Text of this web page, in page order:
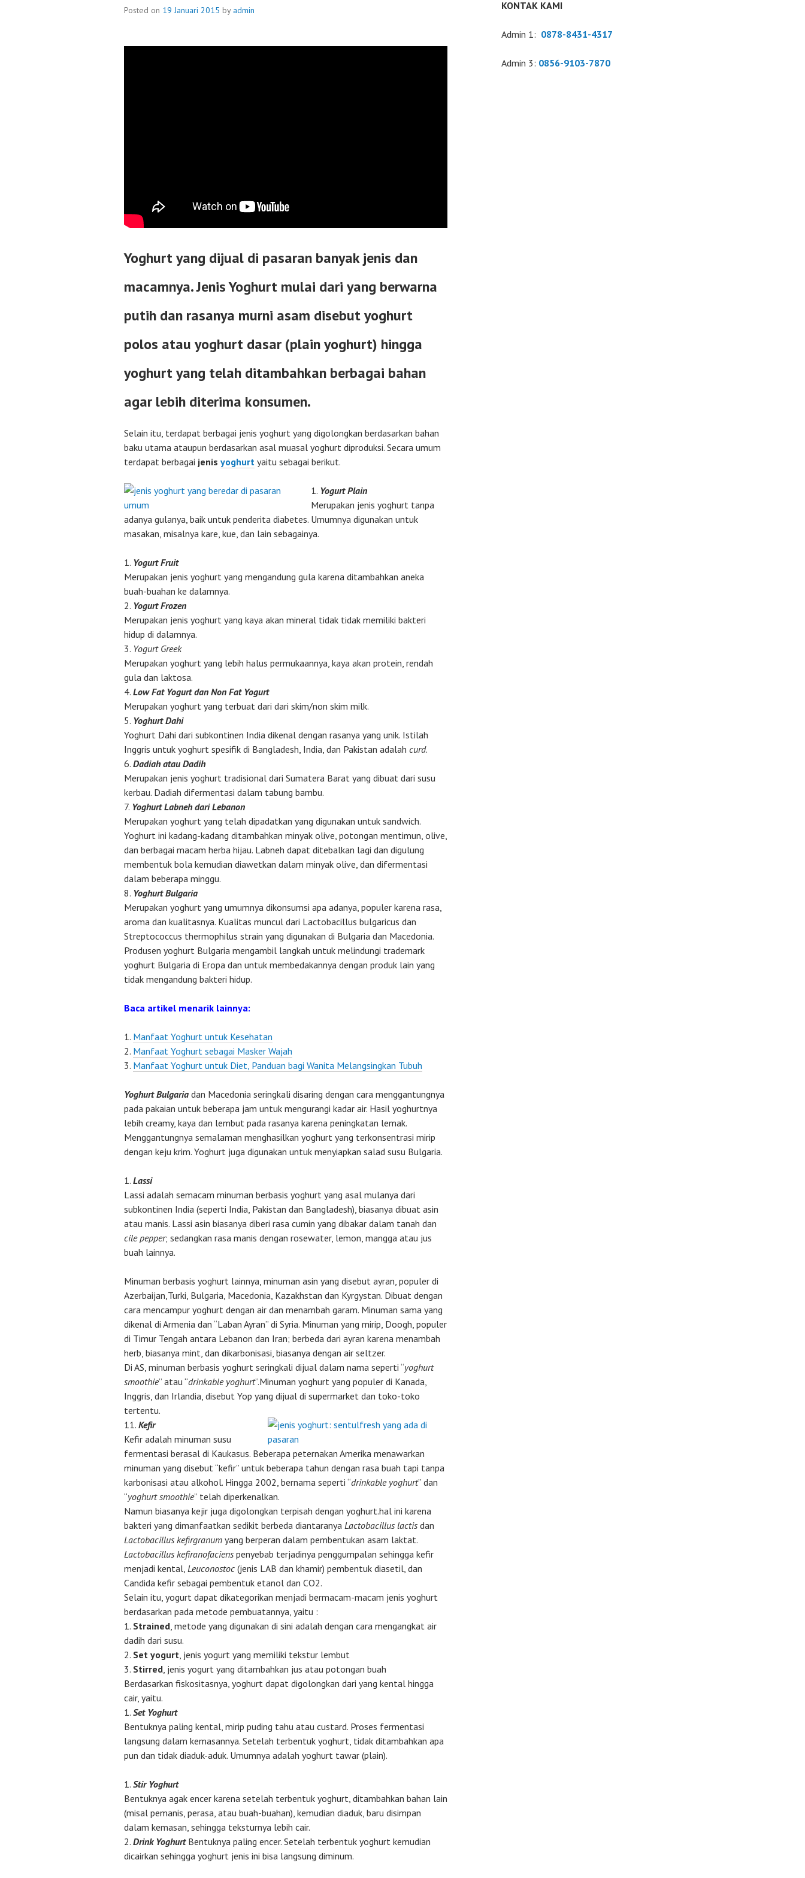
Posted on 19 Januari 2015 by admin
Yoghurtyang dijual di pasaran banyak jenis dan
macamnya. Jenis Yoghurt mulai dari yang berwarna
putih dan rasanya murni asam disebut yoghurt
polos atau yoghurt dasar (plain yoghurt) hingga
yoghurt yang telah ditambahkan berbagai bahan
agar lebih diterima konsumen.
Selain itu, terdapat berbagai jenis yoghurt yang digolongkan berdasarkan bahan
baku utama ataupun berdasarkan asal muasal yoghurt diproduksi. Secara umum
terdapat berbagai jenis yoghurt yaitu sebagai berikut.
1. Yogurt Plain
Merupakan jenis yoghurt tanpa
adanya gulanya, baik untuk penderita diabetes. Umumnya digunakan untuk
masakan, misalnya kare, kue, dan lain sebagainya.
Yogurt Fruit
Merupakan jenis yoghurt yang mengandung gula karena ditambahkan aneka
buah-buahan ke dalamnya.
Yogurt Frozen
Merupakan jenis yoghurt yang kaya akan mineral tidak tidak memiliki bakteri
hidup di dalamnya.
Yogurt Greek
Merupakan yoghurt yang lebih halus permukaannya, kaya akan protein, rendah
gula dan laktosa.
Low Fat Yogurt dan Non Fat Yogurt
Merupakan yoghurt yang terbuat dari dari skim/non skim milk.
Yoghurt Dahi
Yoghurt Dahi dari subkontinen India dikenal dengan rasanya yang unik. Istilah
Inggris untuk yoghurt spesifik di Bangladesh, India, dan Pakistan adalah curd.
Dadiah atau Dadih
Merupakan jenis yoghurt tradisional dari Sumatera Barat yang dibuat dari susu
kerbau. Dadiah difermentasi dalam tabung bambu.
Yoghurt Labneh dari Lebanon
Merupakan yoghurt yang telah dipadatkan yang digunakan untuk sandwich.
Yoghurt ini kadang-kadang ditambahkan minyak olive, potongan mentimun, olive,
dan berbagai macam herba hijau. Labneh dapat ditebalkan lagi dan digulung
membentuk bola kemudian diawetkan dalam minyak olive, dan difermentasi
dalam beberapa minggu.
Yoghurt Bulgaria
Merupakan yoghurt yang umumnya dikonsumsi apa adanya, populer karena rasa,
aroma dan kualitasnya. Kualitas muncul dari Lactobacillus bulgaricus dan
Streptococcus thermophilus strain yang digunakan di Bulgaria dan Macedonia.
Produsen yoghurt Bulgaria mengambil langkah untuk melindungi trademark
yoghurt Bulgaria di Eropa dan untuk membedakannya dengan produk lain yang
tidak mengandung bakteri hidup.
Baca artikel menarik lainnya:
Manfaat Yoghurt untuk Kesehatan
Manfaat Yoghurt sebagai Masker Wajah
Manfaat Yoghurt untuk Diet, Panduan bagi Wanita Melangsingkan Tubuh
Yoghurt Bulgaria dan Macedonia seringkali disaring dengan cara menggantungnya
pada pakaian untuk beberapa jam untuk mengurangi kadar air. Hasil yoghurtnya
lebih creamy, kaya dan lembut pada rasanya karena peningkatan lemak.
Menggantungnya semalaman menghasilkan yoghurt yang terkonsentrasi mirip
dengan keju krim. Yoghurt juga digunakan untuk menyiapkan salad susu Bulgaria.
Lassi
Lassi adalah semacam minuman berbasis yoghurt yang asal mulanya dari
subkontinen India (seperti India, Pakistan dan Bangladesh), biasanya dibuat asin
atau manis. Lassi asin biasanya diberi rasa cumin yang dibakar dalam tanah dan
cile pepper; sedangkan rasa manis dengan rosewater, lemon, mangga atau jus
buah lainnya.
Minuman berbasis yoghurt lainnya, minuman asin yang disebut ayran, populer di
Azerbaijan,Turki, Bulgaria, Macedonia, Kazakhstan dan Kyrgystan. Dibuat dengan
cara mencampur yoghurt dengan air dan menambah garam. Minuman sama yang
dikenal di Armenia dan “Laban Ayran” di Syria. Minuman yang mirip, Doogh, populer
di Timur Tengah antara Lebanon dan Iran; berbeda dari ayran karena menambah
herb, biasanya mint, dan dikarbonisasi, biasanya dengan air seltzer.
Di AS, minuman berbasis yoghurt seringkali dijual dalam nama seperti “yoghurt
smoothie” atau “drinkable yoghurt”.Minuman yoghurt yang populer di Kanada,
Inggris, dan Irlandia, disebut Yop yang dijual di supermarket dan toko-toko
tertentu.
11. Kefir
Kefir adalah minuman susu
fermentasi berasal di Kaukasus. Beberapa peternakan Amerika menawarkan
minuman yang disebut “kefir” untuk beberapa tahun dengan rasa buah tapi tanpa
karbonisasi atau alkohol. Hingga 2002, bernama seperti “drinkable yoghurt” dan
“yoghurt smoothie” telah diperkenalkan.
Namun biasanya kejir juga digolongkan terpisah dengan yoghurt.hal ini karena
bakteri yang dimanfaatkan sedikit berbeda diantaranya Lactobacillus lactis dan
Lactobacillus kefirgranum yang berperan dalam pembentukan asam laktat.
Lactobacillus kefiranofaciens penyebab terjadinya penggumpalan sehingga kefir
menjadi kental, Leuconostoc (jenis LAB dan khamir) pembentuk diasetil, dan
Candida kefir sebagai pembentuk etanol dan CO2.
Selain itu, yogurt dapat dikategorikan menjadi bermacam-macam jenis yoghurt
berdasarkan pada metode pembuatannya, yaitu :
1. Strained , metode yang digunakan di sini adalah dengan cara mengangkat air
dadih dari susu.
2. Set yogurt , jenis yogurt yang memiliki tekstur lembut
3. Stirred , jenis yogurt yang ditambahkan jus atau potongan buah
Berdasarkan fiskositasnya, yoghurt dapat digolongkan dari yang kental hingga
cair, yaitu.
1. Set Yoghurt
Bentuknya paling kental, mirip puding tahu atau custard. Proses fermentasi
langsung dalam kemasannya. Setelah terbentuk yoghurt, tidak ditambahkan apa
pun dan tidak diaduk-aduk. Umumnya adalah yoghurt tawar (plain).
Stir Yoghurt
Bentuknya agak encer karena setelah terbentuk yoghurt, ditambahkan bahan lain
(misal pemanis, perasa, atau buah-buahan), kemudian diaduk, baru disimpan
dalam kemasan, sehingga teksturnya lebih cair.
Drink YoghurtBentuknya paling encer. Setelah terbentuk yoghurt kemudian
dicairkan sehingga yoghurt jenis ini bisa langsung diminum.
KONTAK KAMI
Admin 1: 0878-8431-4317
Admin 3: 0856-9103-7870